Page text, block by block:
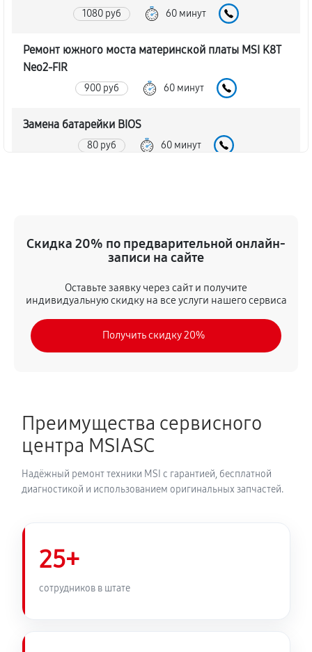
1080 руб 60 минут
Ремонт южного моста материнской платы MSI K8T
Neo2-FIR
900 руб 60 минут
Замена батарейки BIOS
80 руб 60 минут
Скидка 20% по предварительной онлайн-
записи на сайте
Оставьте заявку через сайт и получите
индивидуальную скидку на все услуги нашего сервиса
Получить скидку 20%
Преимущества сервисного
центра MSIASC
Надёжный ремонт техники MSI с гарантией, бесплатной
диагностикой и использованием оригинальных запчастей.
25+
сотрудников в штате